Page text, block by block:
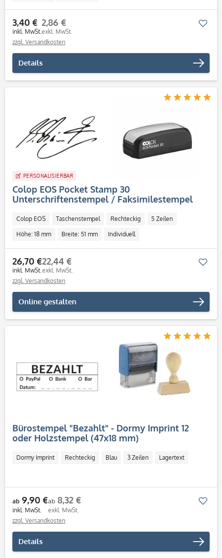
3,40 €
inkl. MwSt.
2,86 €
exkl. MwSt.
zzgl. Versandkosten
Details
PERSONALISIERBAR
Colop EOS Pocket Stamp 30
Unterschriftenstempel / Faksimilestempel
Colop EOS Taschenstempel Rechteckig 5 Zeilen
Höhe: 18 mm Breite: 51 mm Individuell
26,70 €
inkl. MwSt.
22,44 €
exkl. MwSt.
zzgl. Versandkosten
Online gestalten
Bürostempel "Bezahlt" - Dormy Imprint 12
oder Holzstempel (47x18 mm)
Dormy Imprint Rechteckig Blau 3 Zeilen Lagertext
ab 9,90 €
inkl. MwSt.
ab 8,32 €
exkl. MwSt.
zzgl. Versandkosten
Details